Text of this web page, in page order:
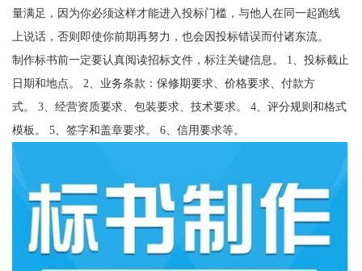
量满足，因为你必须这样才能进入投标门槛，与他人在同一起跑线
上说话，否则即使你前期再努力，也会因投标错误而付诸东流。
制作标书前一定要认真阅读招标文件，标注关键信息。 1、投标截止
日期和地点。 2、业务条款：保修期要求、价格要求、付款方
式。 3、经营资质要求、包装要求、技术要求。 4、评分规则和格式
模板。 5、签字和盖章要求。 6、信用要求等。